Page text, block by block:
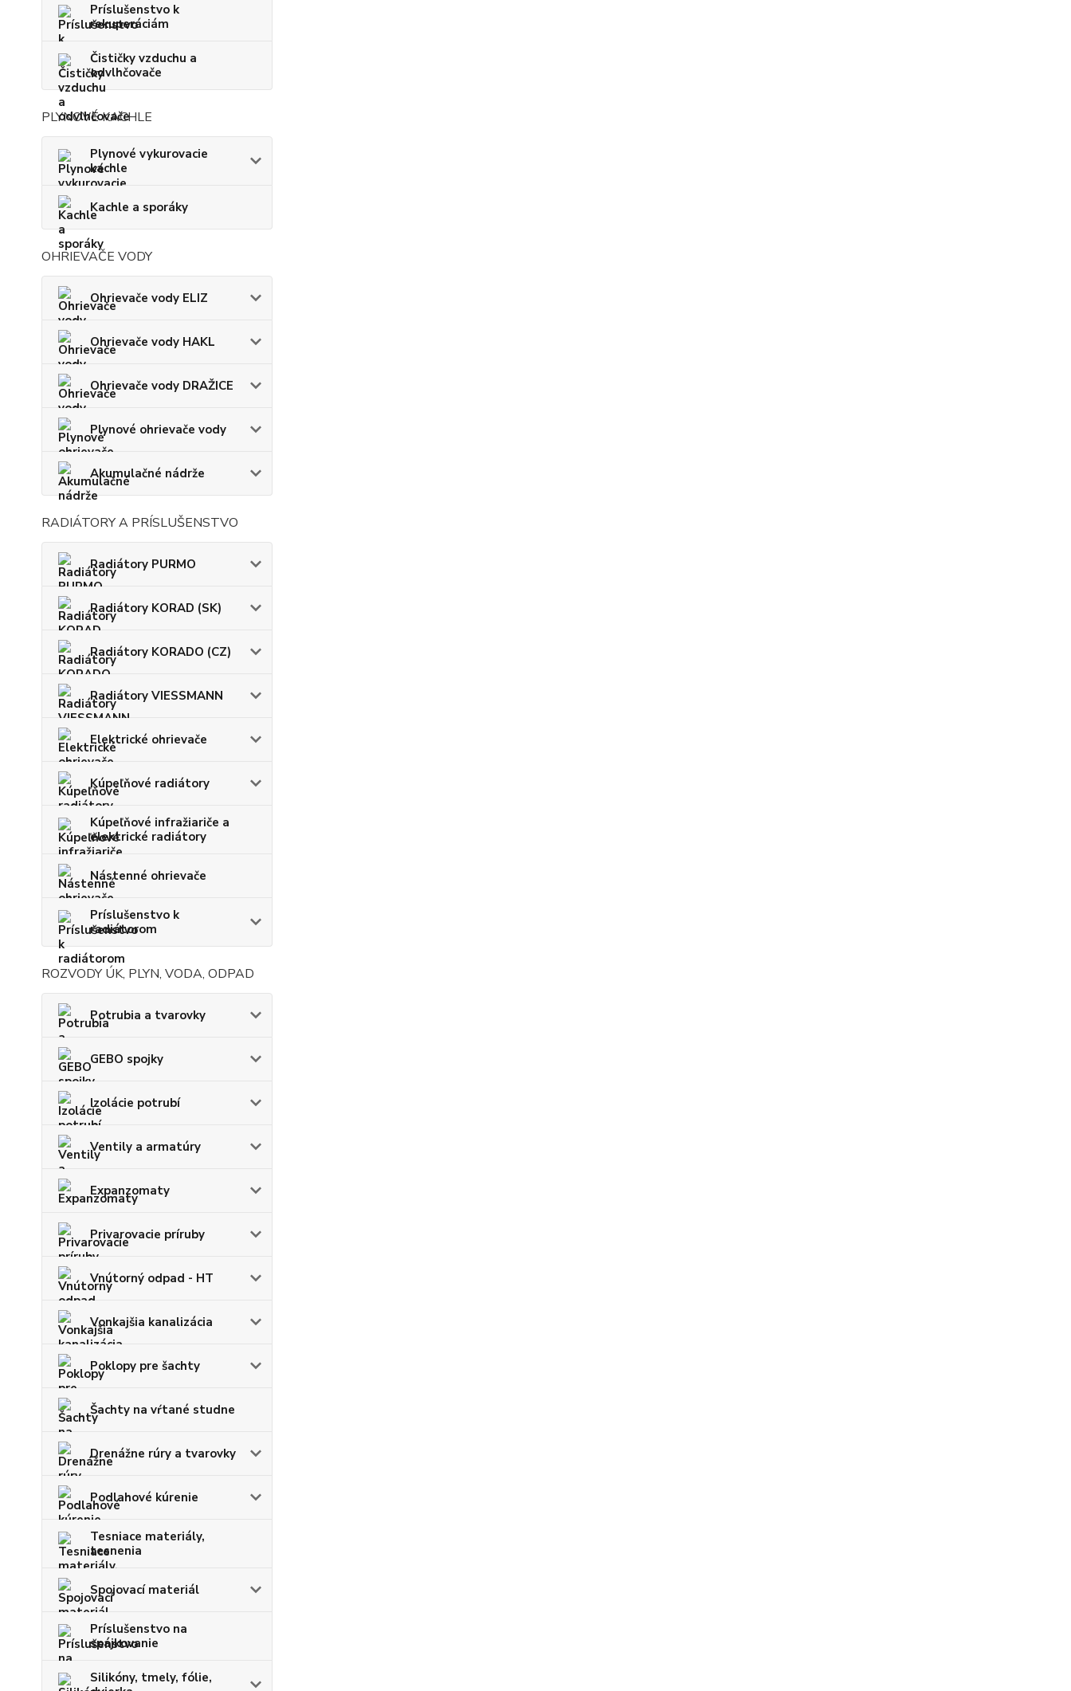
Príslušenstvo k
rekuperáciám
Čističky vzduchu a
odvlhčovače
PLYNOVÉ KACHLE
Plynové vykurovacie
kachle
Kachle a sporáky
OHRIEVAČE VODY
Ohrievače vody ELIZ
Ohrievače vody HAKL
Ohrievače vody DRAŽICE
Plynové ohrievače vody
Akumulačné nádrže
RADIÁTORY A PRÍSLUŠENSTVO
Radiátory PURMO
Radiátory KORAD (SK)
Radiátory KORADO (CZ)
Radiátory VIESSMANN
Elektrické ohrievače
Kúpeľňové radiátory
Kúpeľňové infražiariče a
elektrické radiátory
Nástenné ohrievače
Príslušenstvo k
radiátorom
ROZVODY ÚK, PLYN, VODA, ODPAD
Potrubia a tvarovky
GEBO spojky
Izolácie potrubí
Ventily a armatúry
Expanzomaty
Privarovacie príruby
Vnútorný odpad - HT
Vonkajšia kanalizácia
Poklopy pre šachty
Šachty na vŕtané studne
Drenážne rúry a tvarovky
Podlahové kúrenie
Tesniace materiály,
tesnenia
Spojovací materiál
Príslušenstvo na
spájkovanie
Silikóny, tmely, fólie,